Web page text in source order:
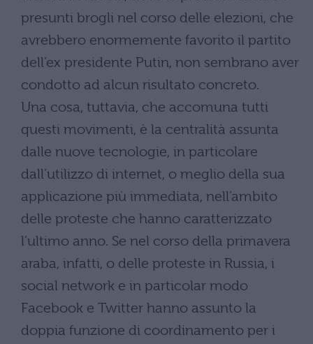
presunti brogli nel corso delle elezioni, che
avrebbero enormemente favorito il partito
dell’ex presidente Putin, non sembrano aver
condotto ad alcun risultato concreto.
Una cosa, tuttavia, che accomuna tutti
questi movimenti, è la centralità assunta
dalle nuove tecnologie, in particolare
dall’utilizzo di internet, o meglio della sua
applicazione più immediata, nell’ambito
delle proteste che hanno caratterizzato
l’ultimo anno. Se nel corso della primavera
araba, infatti, o delle proteste in Russia, i
social network e in particolar modo
Facebook e Twitter hanno assunto la
doppia funzione di coordinamento per i